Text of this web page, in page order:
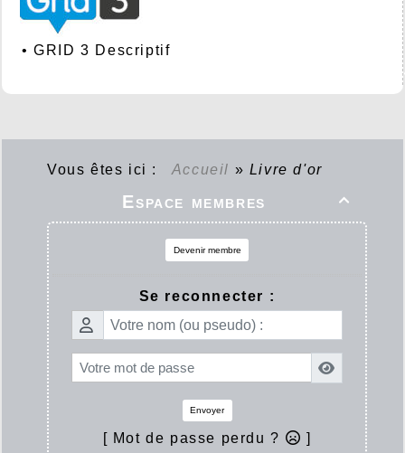
•GRID 3 Descriptif
Vous êtes ici : Accueil » Livre d'or

Espace membres
Devenir membre
Se reconnecter :
Envoyer
[ Mot de passe perdu ? ]